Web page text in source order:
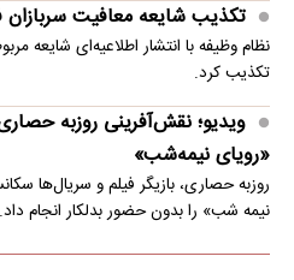
تکذیب شایعه معافیت سربازان
نظام وظیفه با انتشار اطلاعیه‌ای شایعه
تکذیب کرد.
ویدیو؛ نقش‌آفرینی روزبه
«رویای نیمه‌شب»
روزبه حصاری، بازیگر فیلم و سریال‌ها
نیمه شب» را بدون حضور بدلکار انجام داد.